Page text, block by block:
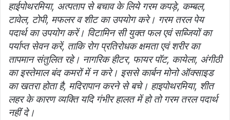
हाईपोथरमिया, अत्पताप से बचाव के लिये गरम कपड़े, कम्बल,
टावेल, टोपी, मफलर व शीट का उपयोग करे। गरम तरल पेय
पदार्थ का उपयोग करें। विटामिन सी युक्त फल एवं सब्जियों का
पर्याप्त सेवन करें, ताकि रोग प्रतिरोधक क्षमता एवं शरीर का
तापमान संतुलित रहे। नागरिक हीटर, फायर पॉट, कायेला, अंगीठी
का इस्तेमाल बंद कमरों में न करे। इससे कार्बन मोनो ऑक्साइड
का खतरा होता है, मदिरापान करने से बचे। हाइपोथरमिया, शीत
लहर के कारण व्यक्ति यदि गंभीर हालत में हो तो गरम तरल पदार्थ
नहीं दे।